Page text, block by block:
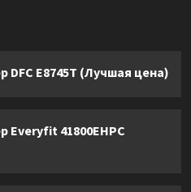
DFC E8745T (Лучшая цена)
Everyfit 41800EHPC